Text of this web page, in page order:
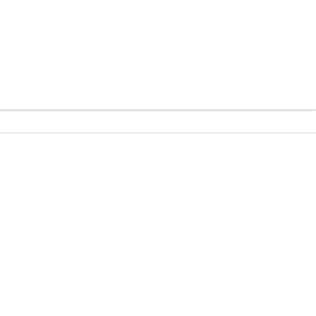
dans une rue piétonne, ce bien offre un cadre de vie calme
le syndicat des copropriétaires ne fait pas l'objet d'une